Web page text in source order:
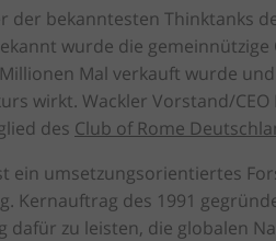
der bekanntesten Thinktanks
wurde die
Mal verkauft wurde
wirkt. Wackler Vorstand/
des Club of Rome
ein umsetzungsorientiertes
Kernauftrag des 1991
dafür zu leisten, die globalen